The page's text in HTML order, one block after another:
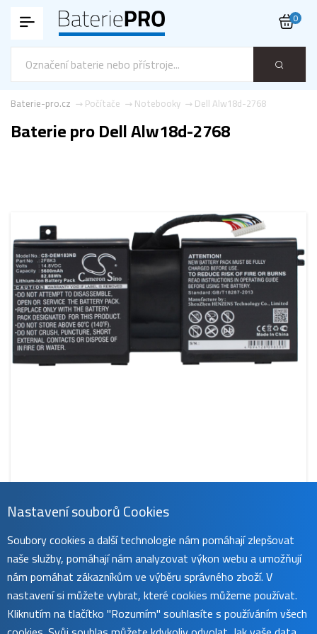
0
Dell Alw18d-2768
Notebooky
Počítače
Baterie-pro.cz
Baterie pro Dell Alw18d-2768
929 Kč
obvykle do 45 dnů koupit
Nastavení souborů Cookies
Soubory cookies a další technologie nám pomáhají zlepšovat
naše služby, pomáhají nám analyzovat výkon webu a umožňují
nám pomáhat zákazníkům ve výběru správného zboží. V
nastavení si můžete vybrat, které cookies můžeme používat.
Kliknutím na tlačítko "Rozumím" souhlasíte s používáním všech